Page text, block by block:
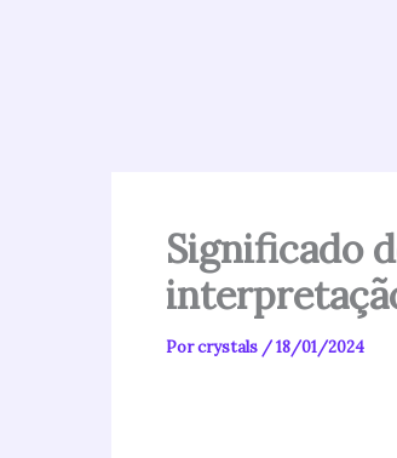
Significado
Porcrystals /18/01/2024